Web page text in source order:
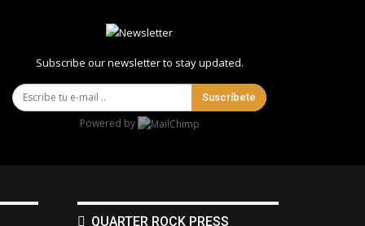
Subscribe our newsletter to stay updated.
Suscríbete
Powered by
QUARTER ROCK PRESS